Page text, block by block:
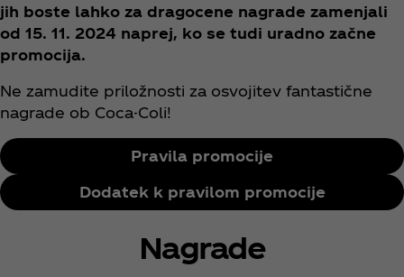
jih boste lahko za dragocene nagrade zamenjali
od 15. 11. 2024 naprej, ko se tudi uradno začne
promocija.
Ne zamudite priložnosti za osvojitev fantastične
nagrade ob Coca-Coli!
Pravila promocije
Dodatek k pravilom promocije
Nagrade